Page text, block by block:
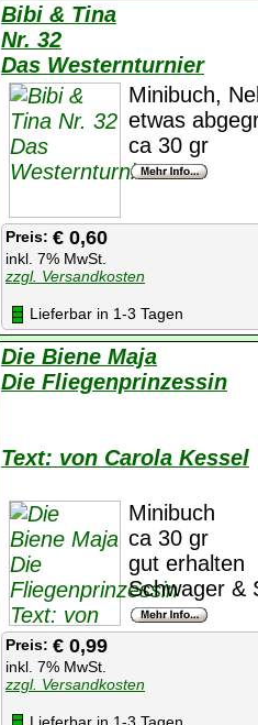
Bibi & Tina
Nr. 32
Das Westernturnier
Minibuch,
etwas
ca 30 gr
Preis: € 0,60
inkl. 7% MwSt.
zzgl. Versandkosten
Lieferbar in 1-3 Tagen
Die Biene Maja
Die Fliegenprinzessin
Text: von Carola Kessel
Minibuch
ca 30 gr
gut erhalten
Schwager &
Preis: € 0,99
inkl. 7% MwSt.
zzgl. Versandkosten
Lieferbar in 1-3 Tagen